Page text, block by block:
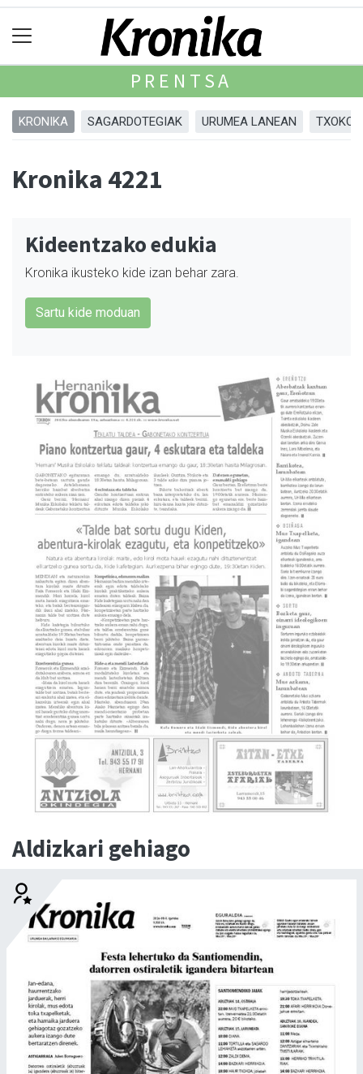
PRENTSA
KRONIKA SAGARDOTEGIAK URUMEA LANEAN
Kronika 4221
Kideentzako edukia
Kronika ikusteko kide izan behar zara.
Sartu kide moduan
Aldizkari gehiago